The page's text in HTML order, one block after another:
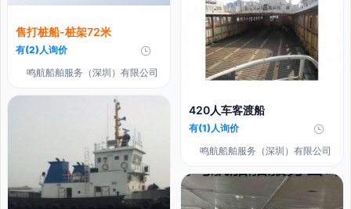
售打桩船-桩架72米
有(2)人询价
鸣航船舶服务（深圳）有限公司
420人车客渡船
有(1)人询价
鸣航船舶服务（深圳）有限公司